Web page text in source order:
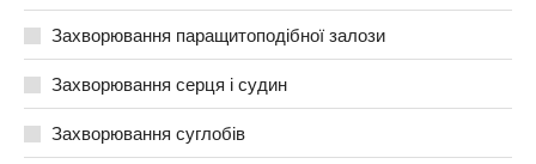
Захворювання паращитоподібної залози
Захворювання серця і судин
Захворювання суглобів